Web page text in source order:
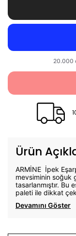
Ürün
ARMİNE İpek
mevsiminin soğuk
tasarlanmıştır. Bu
paleti ile dikkat
Devamını Göster